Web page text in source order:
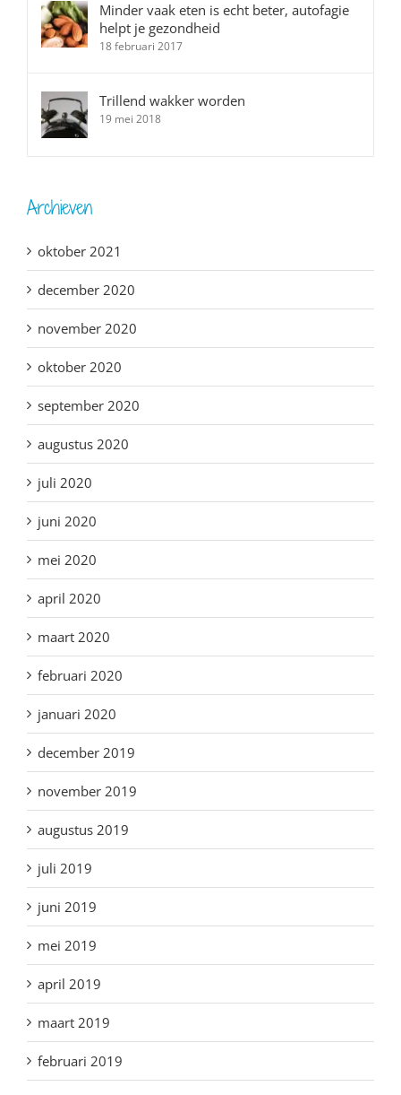
Minder vaak eten is echt beter, autofagie
helpt je gezondheid
18 februari 2017
Trillend wakker worden
19 mei 2018
Archieven
oktober 2021
december 2020
november 2020
oktober 2020
september 2020
augustus 2020
juli 2020
juni 2020
mei 2020
april 2020
maart 2020
februari 2020
januari 2020
december 2019
november 2019
augustus 2019
juli 2019
juni 2019
mei 2019
april 2019
maart 2019
februari 2019